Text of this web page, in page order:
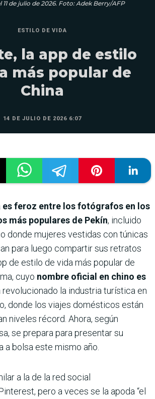
de julio de 2026. Foto: Adek Berry/AFP
ESTILO DE VIDA
la app de estilo
más popular de
China
14 DE JULIO DE 2026 6:07
es feroz entre los fotógrafos en los
más populares de Pekín, incluido
donde mujeres vestidas con túnicas
para luego compartir sus retratos
de estilo de vida más popular de
cuyo nombre oficial en chino es
revolucionado la industria turística en
donde los viajes domésticos están
niveles récord. Ahora, según
se prepara para presentar su
a bolsa este mismo año.
a la de la red social
pero a veces se la apoda “el